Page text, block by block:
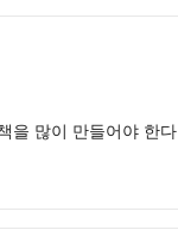
을 많이 만들어야 한다